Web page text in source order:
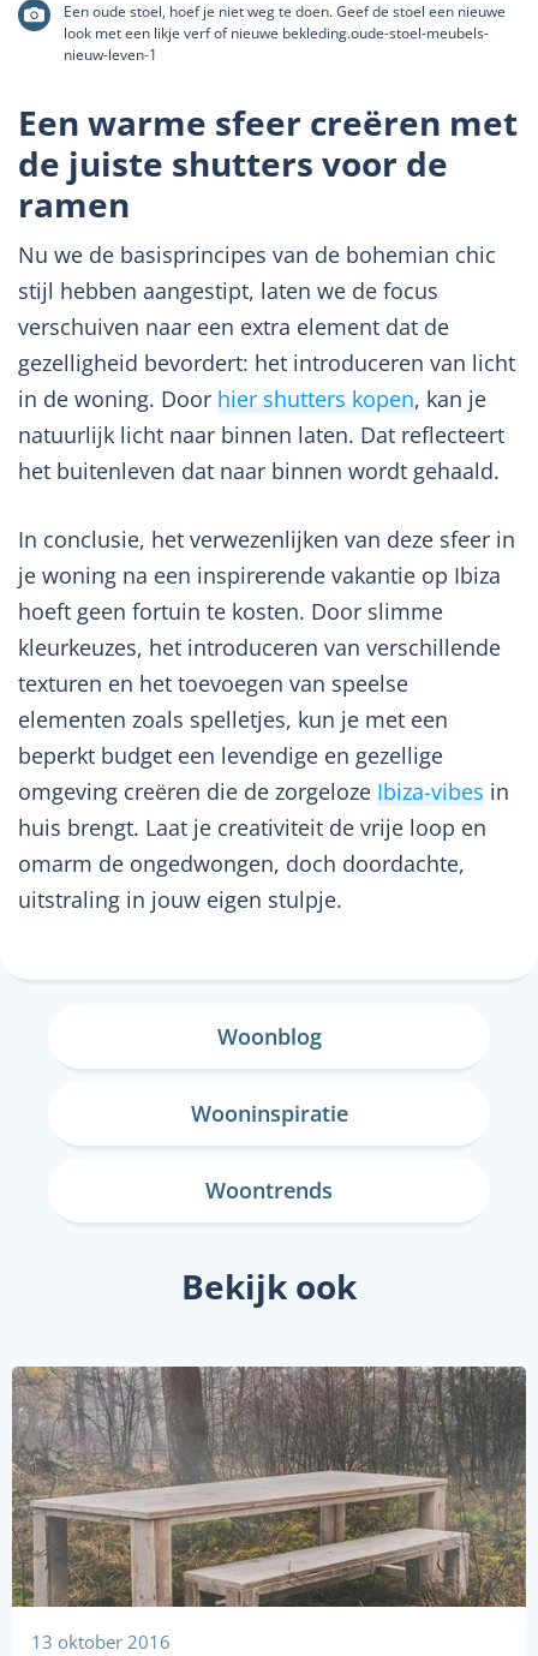
Een oude stoel, hoef je niet weg te doen. Geef de stoel een nieuwe
look met een likje verf of nieuwe bekleding.oude-stoel-meubels-
nieuw-leven-1
Een warme sfeer creëren met
de juiste shutters voor de
ramen
Nu we de basisprincipes van de bohemian chic
stijl hebben aangestipt, laten we de focus
verschuiven naar een extra element dat de
gezelligheid bevordert: het introduceren van licht
in de woning. Door hier shutters kopen, kan je
natuurlijk licht naar binnen laten. Dat reflecteert
het buitenleven dat naar binnen wordt gehaald.
In conclusie, het verwezenlijken van deze sfeer in
je woning na een inspirerende vakantie op Ibiza
hoeft geen fortuin te kosten. Door slimme
kleurkeuzes, het introduceren van verschillende
texturen en het toevoegen van speelse
elementen zoals spelletjes, kun je met een
beperkt budget een levendige en gezellige
omgeving creëren die de zorgeloze Ibiza-vibes in
huis brengt. Laat je creativiteit de vrije loop en
omarm de ongedwongen, doch doordachte,
uitstraling in jouw eigen stulpje.
Woonblog
Wooninspiratie
Woontrends
Bekijk ook
13 oktober 2016